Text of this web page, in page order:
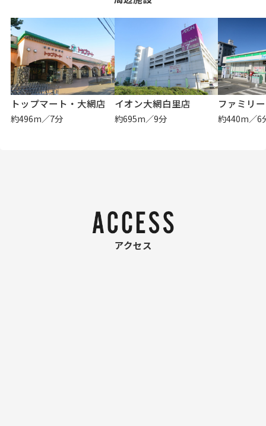
トップマート・大網店
約496m／7分
イオン大網白里店
約695m／9分 約440m／6
アクセス